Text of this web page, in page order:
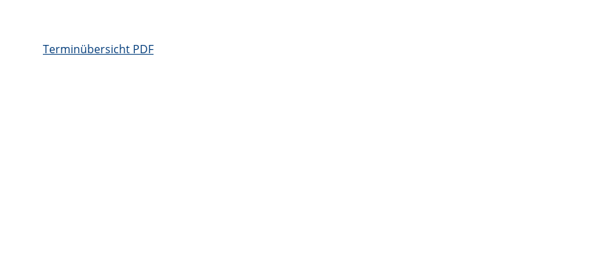
Terminübersicht PDF